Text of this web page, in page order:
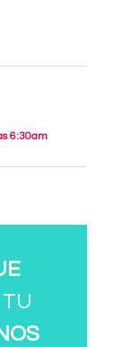
6:30am